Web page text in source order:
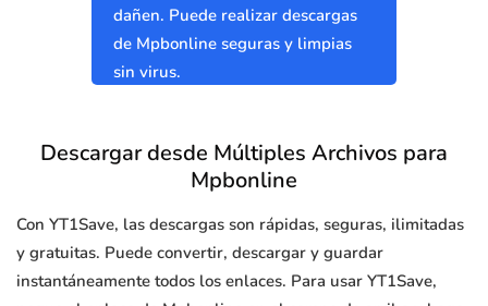
dañen. Puede realizar descargas
de Mpbonline seguras y limpias
sin virus.
Descargar desde Múltiples Archivos para
Mpbonline
Con YT1Save, las descargas son rápidas, seguras, ilimitadas
y gratuitas. Puede convertir, descargar y guardar
instantáneamente todos los enlaces. Para usar YT1Save,